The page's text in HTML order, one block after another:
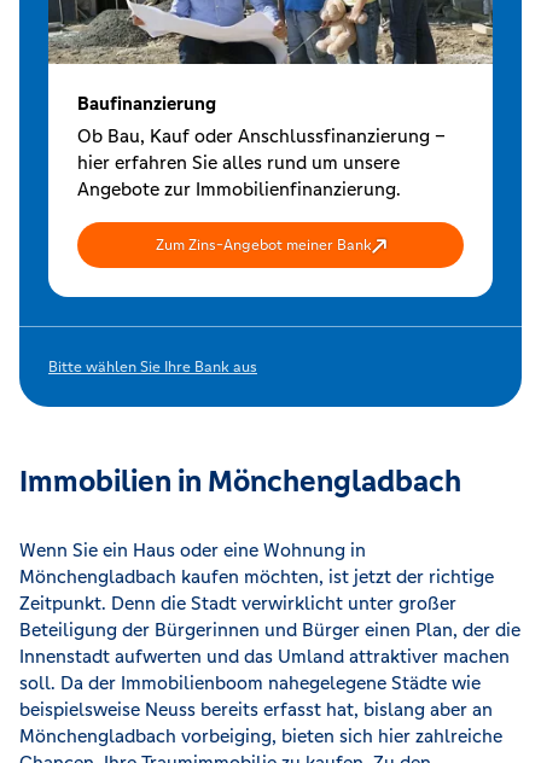
Baufinanzierung
Ob Bau, Kauf oder Anschlussfinanzierung –
hier erfahren Sie alles rund um unsere
Angebote zur Immobilienfinanzierung.
Zum Zins-Angebot meiner Bank
Bitte wählen Sie Ihre Bank aus
Immobilien in Mönchengladbach
Wenn Sie ein Haus oder eine Wohnung in
Mönchengladbach kaufen möchten, ist jetzt der richtige
Zeitpunkt. Denn die Stadt verwirklicht unter großer
Beteiligung der Bürgerinnen und Bürger einen Plan, der die
Innenstadt aufwerten und das Umland attraktiver machen
soll. Da der Immobilienboom nahegelegene Städte wie
beispielsweise Neuss bereits erfasst hat, bislang aber an
Mönchengladbach vorbeiging, bieten sich hier zahlreiche